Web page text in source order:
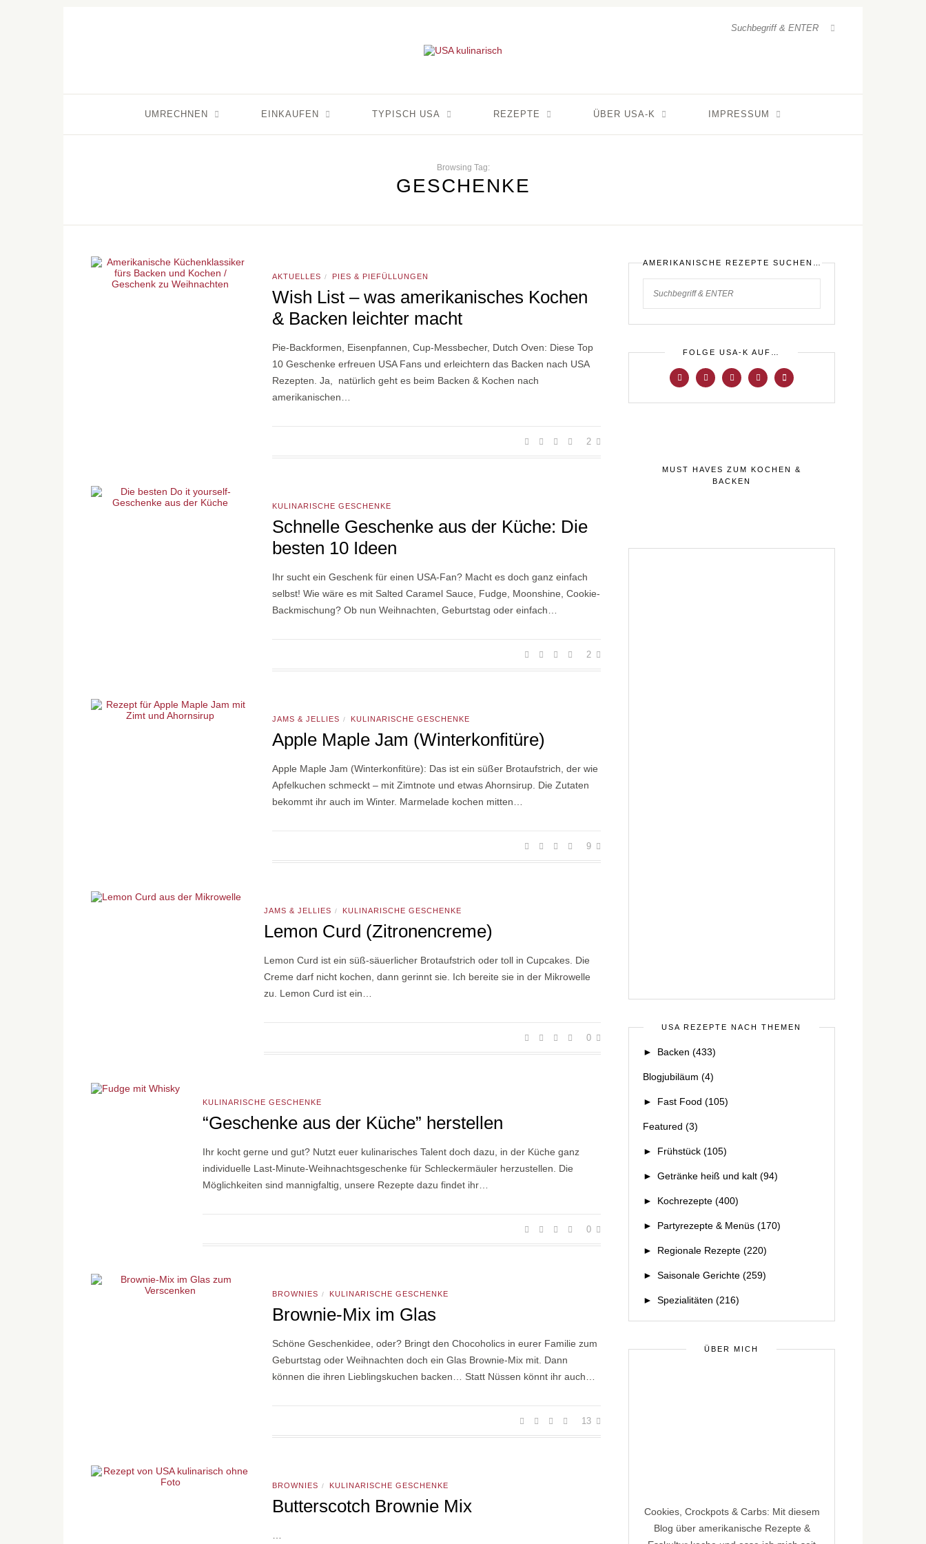
UMRECHNEN EINKAUFEN TYPISCH USA REZEPTE ÜBER USA-K IMPRESSUM
Browsing Tag:
GESCHENKE
AKTUELLES / PIES & PIEFÜLLUNGEN
Wish List – was amerikanisches Kochen
& Backen leichter macht
Pie-Backformen, Eisenpfannen, Cup-Messbecher, Dutch Oven: Diese Top
10 Geschenke erfreuen USA Fans und erleichtern das Backen nach USA
Rezepten. Ja, natürlich geht es beim Backen & Kochen nach
amerikanischen…
2
KULINARISCHE GESCHENKE
Schnelle Geschenke aus der Küche: Die
besten 10 Ideen
Ihr sucht ein Geschenk für einen USA-Fan? Macht es doch ganz einfach
selbst! Wie wäre es mit Salted Caramel Sauce, Fudge, Moonshine, Cookie-
Backmischung? Ob nun Weihnachten, Geburtstag oder einfach…
2
JAMS & JELLIES / KULINARISCHE GESCHENKE
Apple Maple Jam (Winterkonfitüre)
Apple Maple Jam (Winterkonfitüre): Das ist ein süßer Brotaufstrich, der wie
Apfelkuchen schmeckt – mit Zimtnote und etwas Ahornsirup. Die Zutaten
bekommt ihr auch im Winter. Marmelade kochen mitten…
9
JAMS & JELLIES / KULINARISCHE GESCHENKE
Lemon Curd (Zitronencreme)
Lemon Curd ist ein süß-säuerlicher Brotaufstrich oder toll in Cupcakes. Die
Creme darf nicht kochen, dann gerinnt sie. Ich bereite sie in der Mikrowelle
zu. Lemon Curd ist ein…
0
KULINARISCHE GESCHENKE
“Geschenke aus der Küche” herstellen
Ihr kocht gerne und gut? Nutzt euer kulinarisches Talent doch dazu, in der Küche ganz
individuelle Last-Minute-Weihnachtsgeschenke für Schleckermäuler herzustellen. Die
Möglichkeiten sind mannigfaltig, unsere Rezepte dazu findet ihr…
0
BROWNIES / KULINARISCHE GESCHENKE
Brownie-Mix im Glas
Schöne Geschenkidee, oder? Bringt den Chocoholics in eurer Familie zum
Geburtstag oder Weihnachten doch ein Glas Brownie-Mix mit. Dann
können die ihren Lieblingskuchen backen… Statt Nüssen könnt ihr auch…
13
BROWNIES / KULINARISCHE GESCHENKE
Butterscotch Brownie Mix
AMERIKANISCHE REZEPTE SUCHEN…
FOLGE USA-K AUF…
MUST HAVES ZUM KOCHEN &
BACKEN
USA REZEPTE NACH THEMEN
► Backen (433)
Blogjubiläum (4)
► Fast Food (105)
Featured (3)
► Frühstück (105)
► Getränke heiß und kalt (94)
► Kochrezepte (400)
► Partyrezepte & Menüs (170)
► Regionale Rezepte (220)
► Saisonale Gerichte (259)
► Spezialitäten (216)
ÜBER MICH
Cookies, Crockpots & Carbs: Mit diesem
Blog über amerikanische Rezepte &